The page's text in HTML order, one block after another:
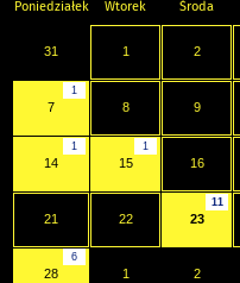
Poniedziałek Wtorek Środa
31 1 2
1
7 8 9
1
14
1
15 16
21 22
11
23
6
28 1 2